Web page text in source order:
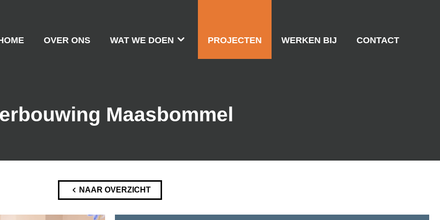
OVER ONS WAT WE DOEN PROJECTEN WERKEN BIJ CONTACT
Maasbommel
NAAR OVERZICHT